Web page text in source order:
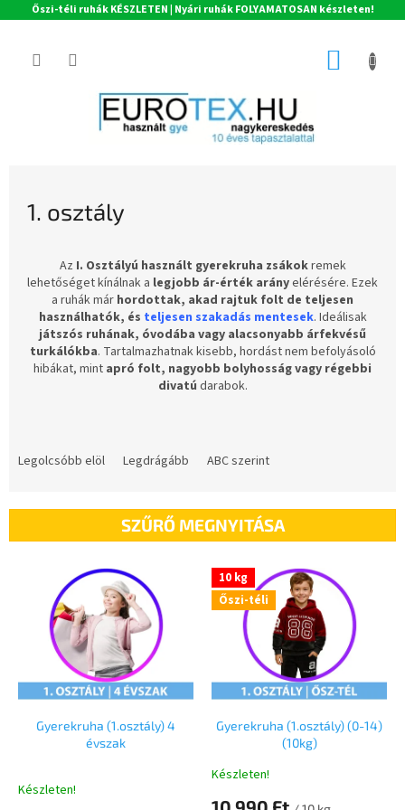
Őszi-téli ruhák KÉSZLETEN | Nyári ruhák FOLYAMATOSAN készleten!
KOSÁR
1. osztály
Az I. Osztályú használt gyerekruha zsákokremek
lehetőséget kínálnak a legjobb ár-érték arányelérésére. Ezek
a ruhák már hordottak, akad rajtuk folt de teljesen
használhatók, és teljesen szakadás mentesek. Ideálisak
játszós ruhának, óvodába vagy alacsonyabb árfekvésű
turkálókba. Tartalmazhatnak kisebb, hordást nem befolyásoló
hibákat, mint apró folt, nagyobb bolyhosság vagy régebbi
divatú darabok.
k
Legolcsóbb elöl Legdrágább ABC szerint
SZŰRŐ MEGNYITÁSA
Gyerekruha (1.osztály) 4
évszak
Készleten!
10 kg
Őszi-téli
Gyerekruha (1.osztály) (0-14)
(10kg)
A
Készleten!